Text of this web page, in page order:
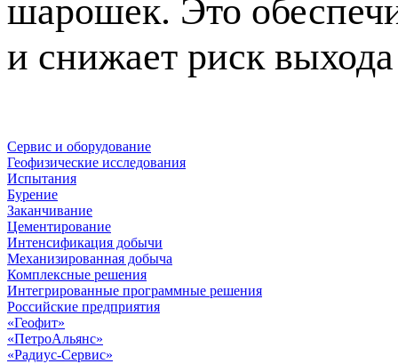
шарошек. Это
и снижает риск
Сервис и оборудование
Геофизические исследования
Испытания
Бурение
Заканчивание
Цементирование
Интенсификация добычи
Механизированная добыча
Комплексные решения
Интегрированные программные решения
Российские предприятия
«Геофит»
«ПетроАльянс»
«Радиус-Сервис»